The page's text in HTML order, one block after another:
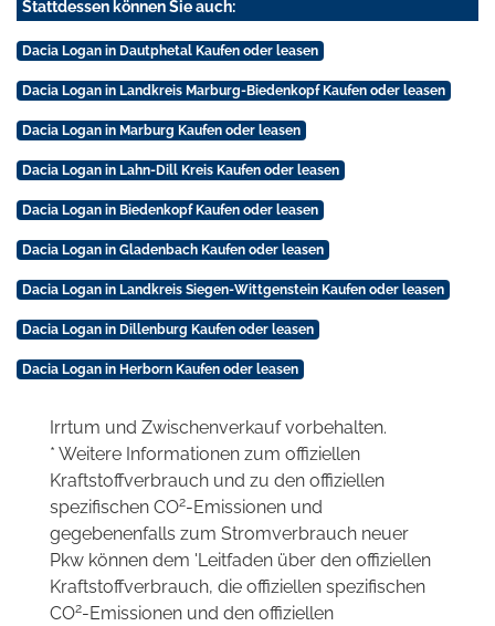
Stattdessen können Sie auch:
Dacia Logan in Dautphetal Kaufen oder leasen
Dacia Logan in Landkreis Marburg-Biedenkopf Kaufen oder leasen
Dacia Logan in Marburg Kaufen oder leasen
Dacia Logan in Lahn-Dill Kreis Kaufen oder leasen
Dacia Logan in Biedenkopf Kaufen oder leasen
Dacia Logan in Gladenbach Kaufen oder leasen
Dacia Logan in Landkreis Siegen-Wittgenstein Kaufen oder leasen
Dacia Logan in Dillenburg Kaufen oder leasen
Dacia Logan in Herborn Kaufen oder leasen
Irrtum und Zwischenverkauf vorbehalten.
* Weitere Informationen zum offiziellen
Kraftstoffverbrauch und zu den offiziellen
spezifischen CO2-Emissionen und
gegebenenfalls zum Stromverbrauch neuer
Pkw können dem 'Leitfaden über den offiziellen
Kraftstoffverbrauch, die offiziellen spezifischen
CO2-Emissionen und den offiziellen